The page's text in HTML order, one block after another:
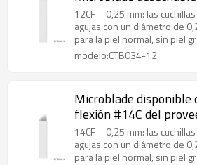
cejas
12CF – 0,25 mm: las
agujas con un diámetro de
para la piel normal, sin piel
modelo:CTB034-12
Microblade disponible
flexión #14C del
Microblading para el
14CF – 0,25 mm: las
agujas con un diámetro de
para la piel normal, sin piel